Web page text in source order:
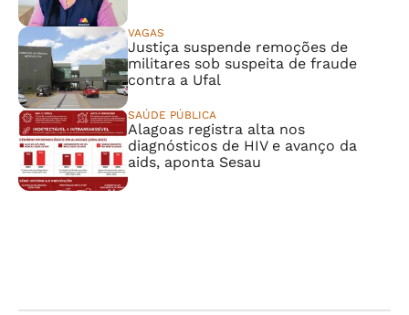
VAGAS
Justiça suspende remoções de
militares sob suspeita de fraude
contra a Ufal
SAÚDE PÚBLICA
Alagoas registra alta nos
diagnósticos de HIV e avanço da
aids, aponta Sesau